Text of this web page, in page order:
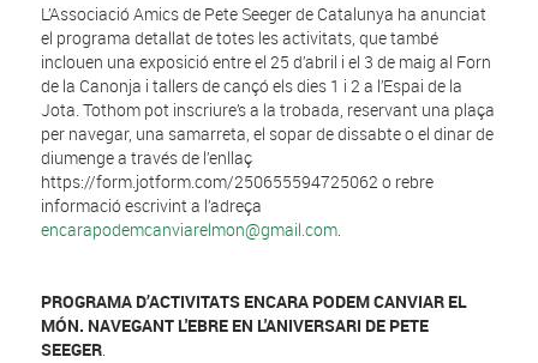
L’Associació Amics de Pete Seeger de Catalunya ha anunciat
el programa detallat de totes les activitats, que també
inclouen una exposició entre el 25 d’abril i el 3 de maig al Forn
de la Canonja i tallers de cançó els dies 1 i 2 a l’Espai de la
Jota. Tothom pot inscriure’s a la trobada, reservant una plaça
per navegar, una samarreta, el sopar de dissabte o el dinar de
diumenge a través de l’enllaç
https://form.jotform.com/250655594725062 o rebre
informació escrivint a l’adreça
encarapodemcanviarelmon@gmail.com.
PROGRAMA D’ACTIVITATS ENCARA PODEM CANVIAR EL
MÓN. NAVEGANT L'EBRE EN L'ANIVERSARI DE PETE
SEEGER.